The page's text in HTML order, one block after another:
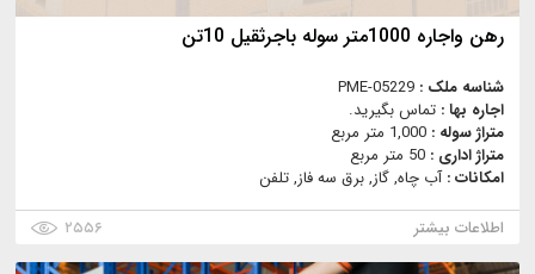
رهن واجاره 1000متر سوله باجرثقیل 10تن
شناسه ملک : PME-05229
اجاره بها : تماس بگیرید.
متراژ سوله : 1,000 متر مربع
متراژ اداری : 50 متر مربع
امکانات :آب چاه, گاز, برق سه فاز, تلفن
اطلاعات بیشتر
۲۵۵۶